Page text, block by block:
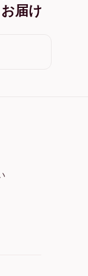
ド ホワイト
届け